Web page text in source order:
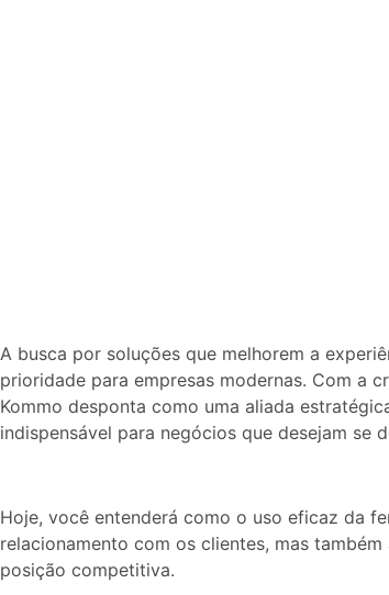
A busca por soluções que melhorem a
prioridade para empresas modernas. Com a
Kommo desponta como uma aliada
indispensável para negócios que desejam se
Hoje, você entenderá como o uso eficaz da
relacionamento com os clientes, mas
posição competitiva.